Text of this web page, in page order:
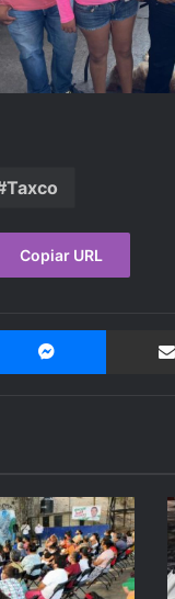
Taxco
Copiar URL
Messenger